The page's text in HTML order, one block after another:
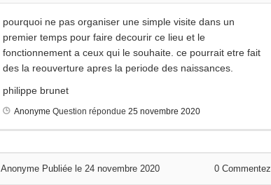
pourquoi ne pas organiser une simple visite dans un
premier temps pour faire decourir ce lieu et le
fonctionnement a ceux qui le souhaite. ce pourrait etre fait
des la reouverture apres la periode des naissances.
philippe brunet
Anonyme Question répondue 25 novembre 2020
Anonyme Publiée le 24 novembre 2020 0 Commentez